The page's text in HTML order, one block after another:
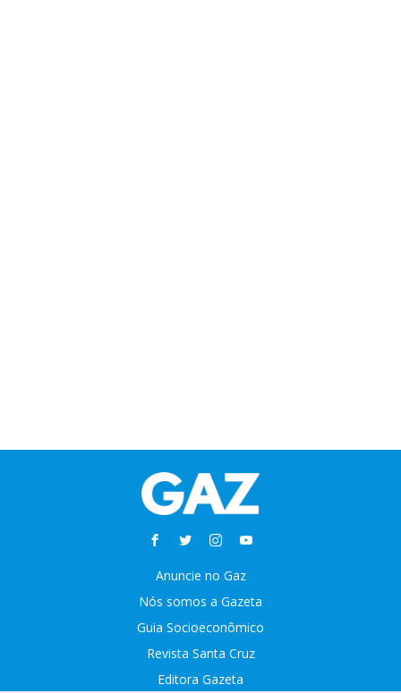
Anuncie no Gaz
Nós somos a Gazeta
Guia Socioeconômico
Revista Santa Cruz
Editora Gazeta